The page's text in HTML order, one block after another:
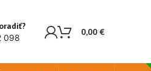
098
0,00 €
Doprava